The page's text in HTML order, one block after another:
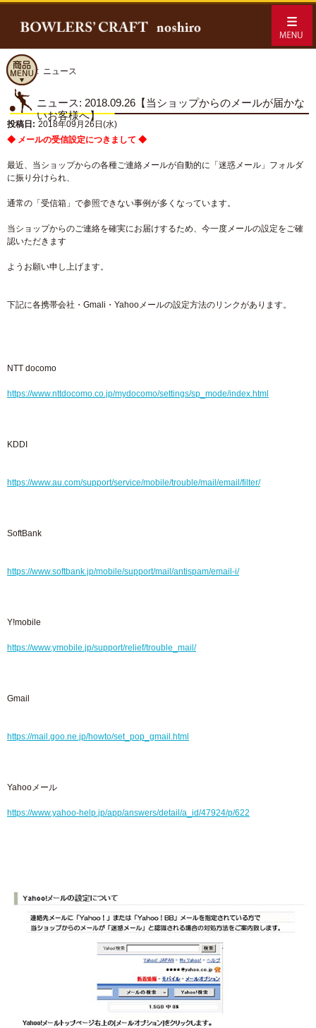
ホーム:: ニュース
ニュース: 2018.09.26【当ショップからのメールが届かな
いお客様へ】
投稿日: 2018年09月26日(水)
◆ メールの受信設定につきまして ◆
最近、当ショップからの各種ご連絡メールが自動的に「迷惑メール」フォルダ
に振り分けられ、
通常の「受信箱」で参照できない事例が多くなっています。
当ショップからのご連絡を確実にお届けするため、今一度メールの設定をご確
認いただきます
ようお願い申し上げます。
下記に各携帯会社・Gmali・Yahooメールの設定方法のリンクがあります。
NTT docomo
https://www.nttdocomo.co.jp/mydocomo/settings/sp_mode/index.html
KDDI
https://www.au.com/support/service/mobile/trouble/mail/email/filter/
SoftBank
https://www.softbank.jp/mobile/support/mail/antispam/email-i/
Y!mobile
https://www.ymobile.jp/support/relief/trouble_mail/
Gmail
https://mail.goo.ne.jp/howto/set_pop_gmail.html
Yahooメール
https://www.yahoo-help.jp/app/answers/detail/a_id/47924/p/622